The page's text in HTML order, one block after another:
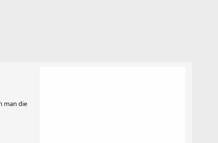
man die